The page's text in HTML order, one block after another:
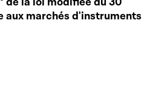
aux marchés d'instruments